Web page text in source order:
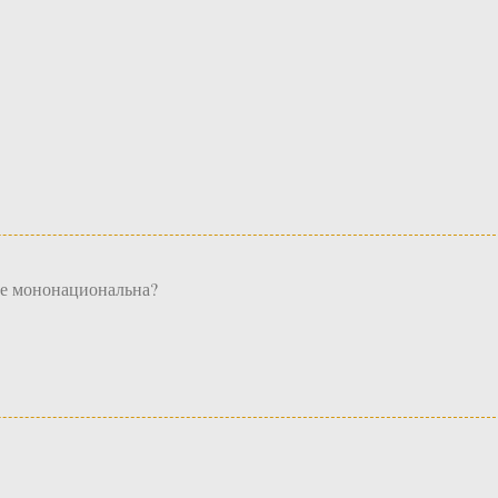
мононациональна?